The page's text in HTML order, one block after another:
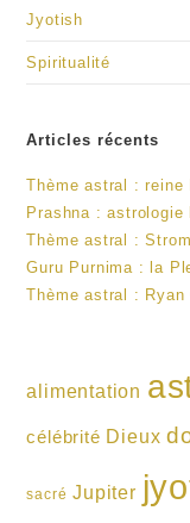
Jyotish
Spiritualité
Articles récents
Thème astral : reine
Prashna : astrologie
Thème astral :
Guru Purnima : la
Thème astral : Ryan
alimentation
célébrité Dieux
sacré Jupiter